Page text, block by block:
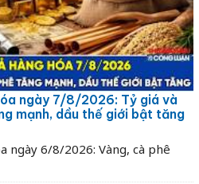
ngày 7/8/2026: Tỷ giá và
mạnh, dầu thế giới bật tăng
ngày 6/8/2026: Vàng, cà phê